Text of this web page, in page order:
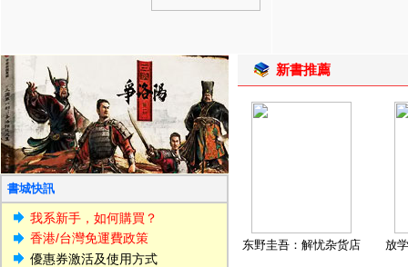
書城快訊
我系新手，如何購買？
香港/台灣免運費政策
優惠券激活及使用方式
新書推薦
东野圭吾：解忧杂货店 放